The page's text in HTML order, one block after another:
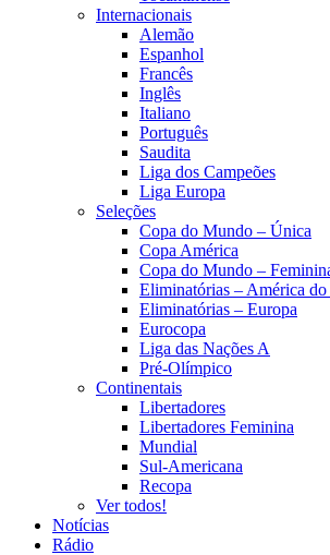
Internacionais
Alemão
Espanhol
Francês
Inglês
Italiano
Português
Saudita
Liga dos Campeões
Liga Europa
Seleções
Copa do Mundo – Única
Copa América
Copa do Mundo –
Eliminatórias – América do
Eliminatórias – Europa
Eurocopa
Liga das Nações A
Pré-Olímpico
Continentais
Libertadores
Libertadores Feminina
Mundial
Sul-Americana
Recopa
Ver todos!
Notícias
Rádio